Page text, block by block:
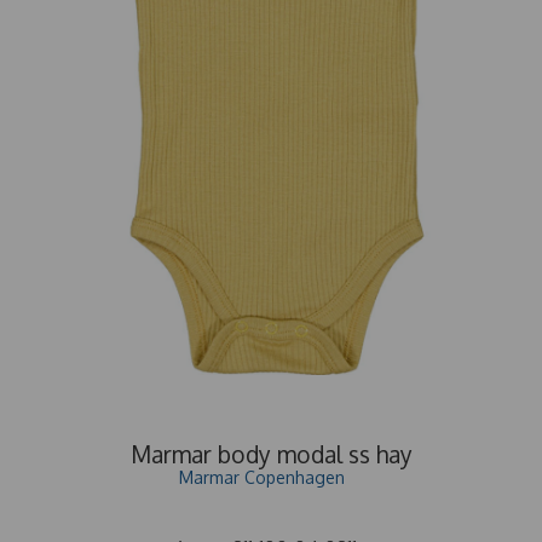
Marmar body modal ss hay
Marmar Copenhagen